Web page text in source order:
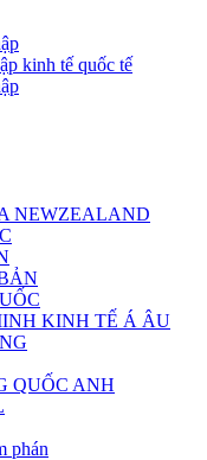
kinh tế quốc tế
NEWZEALAND
KINH TẾ Á ÂU
QUỐC ANH
phán